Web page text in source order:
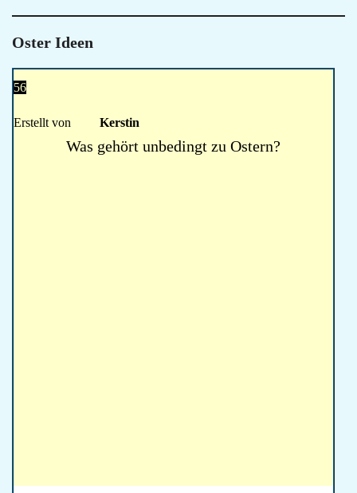
Oster Ideen
56
Erstellt von Kerstin
Was gehört unbedingt zu Ostern?